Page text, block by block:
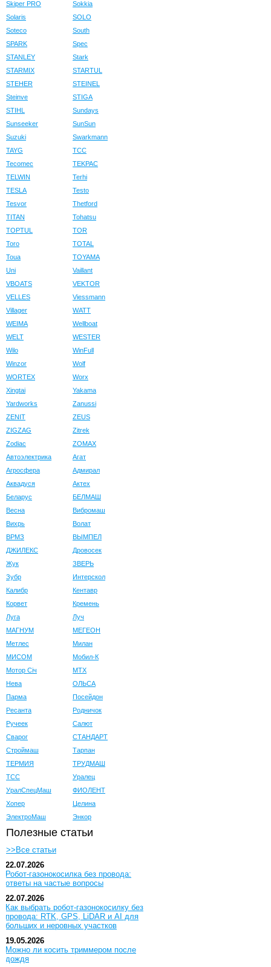
Skiper PRO
Sokkia
Solaris
SOLO
Soteco
South
SPARK
Spec
STANLEY
Stark
STARMIX
STARTUL
STEHER
STEINEL
Steinve
STIGA
STIHL
Sundays
Sunseeker
SunSun
Suzuki
Swarkmann
TAYG
TCC
Tecomec
TEKPAC
TELWIN
Terhi
TESLA
Testo
Tesvor
Thetford
TITAN
Tohatsu
TOPTUL
TOR
Toro
TOTAL
Toua
TOYAMA
Uni
Vaillant
VBOATS
VEKTOR
VELLES
Viessmann
Villager
WATT
WEIMA
Wellboat
WELT
WESTER
Wilo
WinFull
Winzor
Wolf
WORTEX
Worx
Xingtai
Yakama
Yardworks
Zanussi
ZENIT
ZEUS
ZIGZAG
Zitrek
Zodiac
ZOMAX
Автоэлектрика
Агат
Агросфера
Адмирал
Аквадуся
Актех
Беларус
БЕЛМАШ
Весна
Вибромаш
Вихрь
Волат
ВРМЗ
ВЫМПЕЛ
ДЖИЛЕКС
Дровосек
Жук
ЗВЕРЬ
Зубр
Интерскол
Калибр
Кентавр
Корвет
Кремень
Луга
Луч
МАГНУМ
МЕГЕОН
Метлес
Милан
МИСОМ
Мобил-К
Мотор Сiч
МТХ
Нева
ОЛЬСА
Парма
Посейдон
Ресанта
Родничок
Ручеек
Салют
Сварог
СТАНДАРТ
Строймаш
Тарпан
ТЕРМИЯ
ТРУДМАШ
ТСС
Уралец
УралСпецМаш
ФИОЛЕНТ
Хопер
Целина
ЭлектроМаш
Энкор
Полезные статьи
>>Все статьи
22.07.2026
Робот-газонокосилка без провода:
ответы на частые вопросы
22.07.2026
Как выбрать робот-газонокосилку без
провода: RTK, GPS, LiDAR и AI для
больших и неровных участков
19.05.2026
Можно ли косить триммером после
дождя